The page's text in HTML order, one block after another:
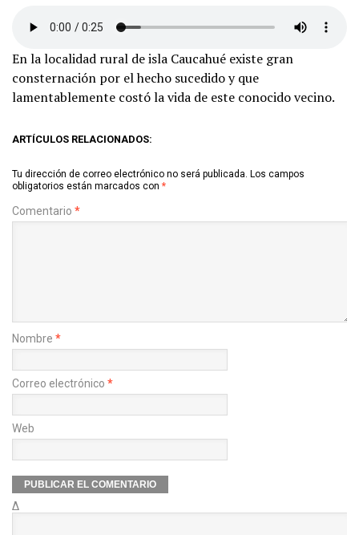
En la localidad rural de isla Caucahué existe gran
consternación por el hecho sucedido y que
lamentablemente costó la vida de este conocido vecino.
ARTÍCULOS RELACIONADOS:
Tu dirección de correo electrónico no será publicada. Los campos
obligatorios están marcados con *
Comentario *
Nombre *
Correo electrónico *
Web
Δ